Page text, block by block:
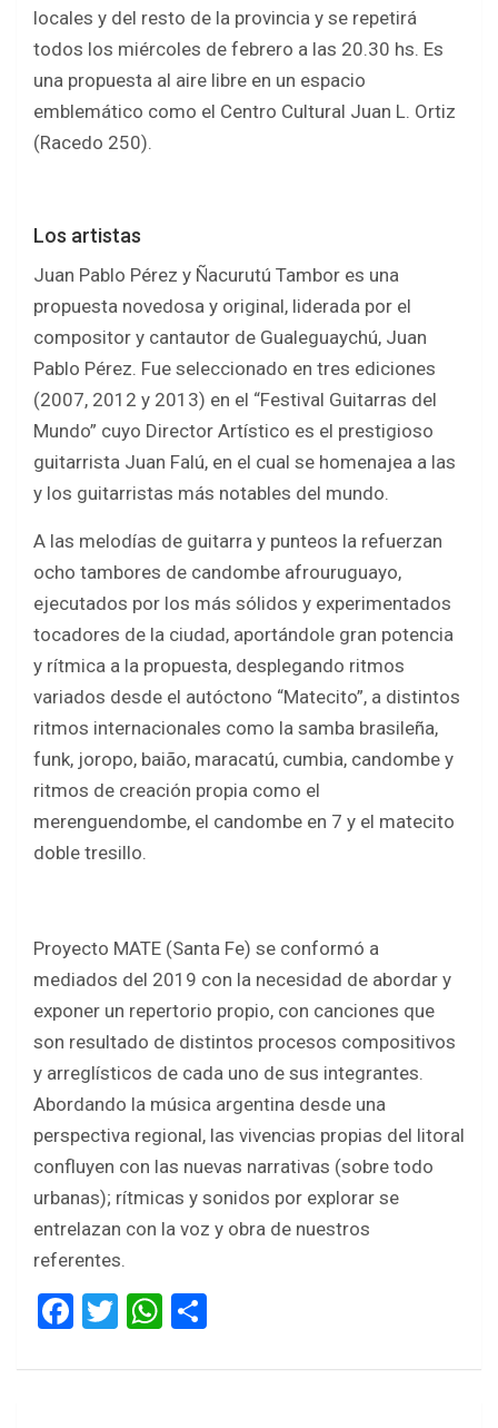
locales y del resto de la provincia y se repetirá
todos los miércoles de febrero a las 20.30 hs. Es
una propuesta al aire libre en un espacio
emblemático como el Centro Cultural Juan L. Ortiz
(Racedo 250).
Los artistas
Juan Pablo Pérez y Ñacurutú Tambor es una
propuesta novedosa y original, liderada por el
compositor y cantautor de Gualeguaychú, Juan
Pablo Pérez. Fue seleccionado en tres ediciones
(2007, 2012 y 2013) en el “Festival Guitarras del
Mundo” cuyo Director Artístico es el prestigioso
guitarrista Juan Falú, en el cual se homenajea a las
y los guitarristas más notables del mundo.
A las melodías de guitarra y punteos la refuerzan
ocho tambores de candombe afrouruguayo,
ejecutados por los más sólidos y experimentados
tocadores de la ciudad, aportándole gran potencia
y rítmica a la propuesta, desplegando ritmos
variados desde el autóctono “Matecito”, a distintos
ritmos internacionales como la samba brasileña,
funk, joropo, baião, maracatú, cumbia, candombe y
ritmos de creación propia como el
merenguendombe, el candombe en 7 y el matecito
doble tresillo.
Proyecto MATE (Santa Fe) se conformó a
mediados del 2019 con la necesidad de abordar y
exponer un repertorio propio, con canciones que
son resultado de distintos procesos compositivos
y arreglísticos de cada uno de sus integrantes.
Abordando la música argentina desde una
perspectiva regional, las vivencias propias del litoral
confluyen con las nuevas narrativas (sobre todo
urbanas); rítmicas y sonidos por explorar se
entrelazan con la voz y obra de nuestros
referentes.
F
ce
T
tt
W
at ar